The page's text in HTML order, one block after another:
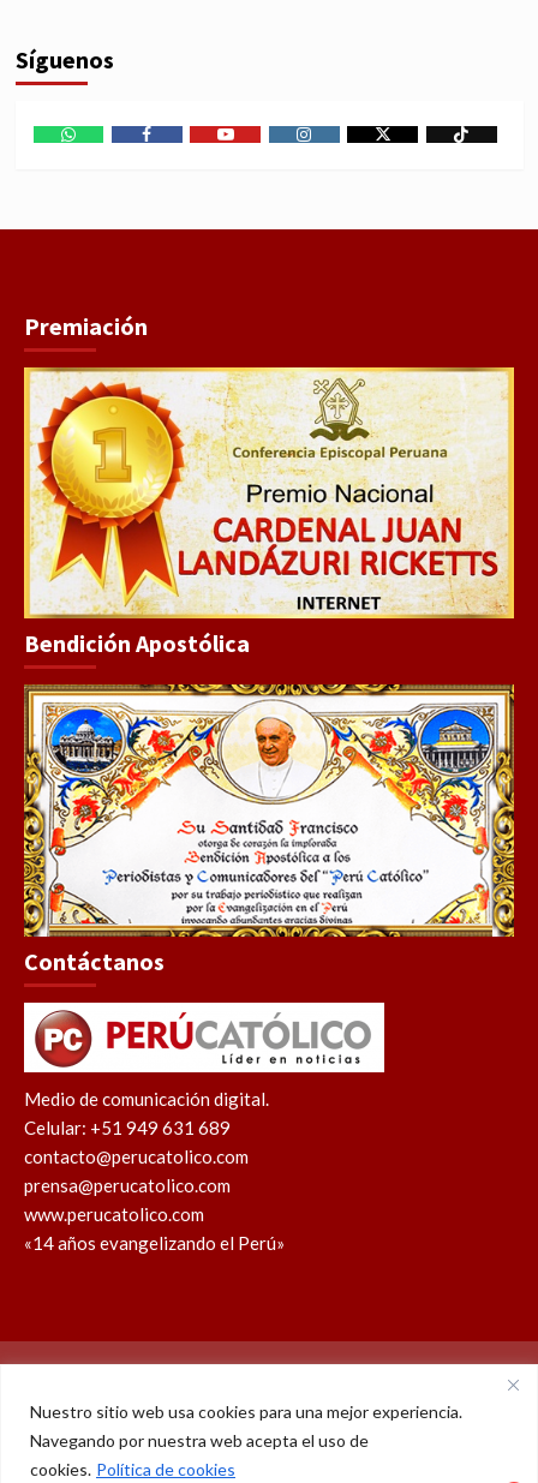
Nuestro sitio web usa cookies para una mejor experiencia.
Navegando por nuestra web acepta el uso de
cookies. Política de cookies
Síguenos
Premiación
Bendición Apostólica
Contáctanos
Medio de comunicación digital.
Celular: +51 949 631 689
contacto@perucatolico.com
prensa@perucatolico.com
www.perucatolico.com
«14 años evangelizando el Perú»
WhatsAppFacebookYoutubeInstagram
X